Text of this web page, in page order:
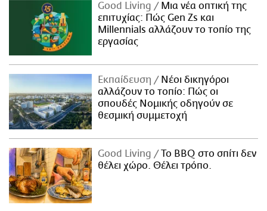
Good Living
Μια νέα οπτική της
επιτυχίας: Πώς Gen Zs και
Millennials αλλάζουν το τοπίο της
εργασίας
Εκπαίδευση
Νέοι δικηγόροι
αλλάζουν το τοπίο: Πώς οι
σπουδές Νομικής οδηγούν σε
θεσμική συμμετοχή
Good Living
Το BBQ στο σπίτι δεν
θέλει χώρο. Θέλει τρόπο.